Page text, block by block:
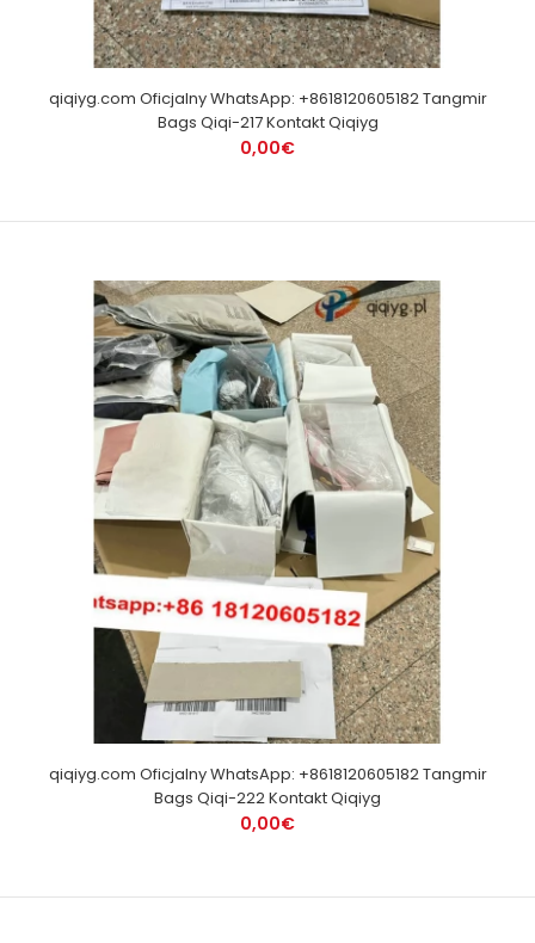
qiqiyg.com Oficjalny WhatsApp: +8618120605182 Tangmir
Bags Qiqi-217 Kontakt Qiqiyg
0,00€
qiqiyg.com Oficjalny WhatsApp: +8618120605182 Tangmir
Bags Qiqi-222 Kontakt Qiqiyg
0,00€